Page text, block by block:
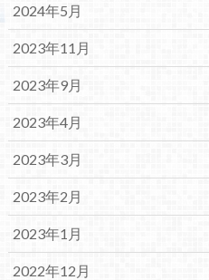
2024年5月
2023年11月
2023年9月
2023年4月
2023年3月
2023年2月
2023年1月
2022年12月